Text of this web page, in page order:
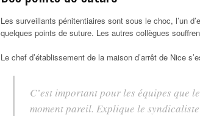
Les surveillants pénitentiaires sont sous le choc, l’un
quelques points de suture. Les autres collègues
Le chef d’établissement de la maison d’arrêt de Nice
C’est important pour les équipes que
moment pareil. Explique le syndicaliste